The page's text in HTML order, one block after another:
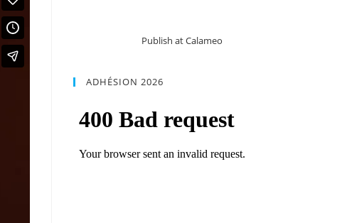
Publish at Calameo
ADHÉSION 2026